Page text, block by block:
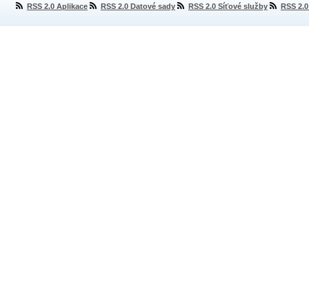
RSS 2.0 Aplikace
RSS 2.0 Datové sady RSS 2.0 Síťové služby RSS